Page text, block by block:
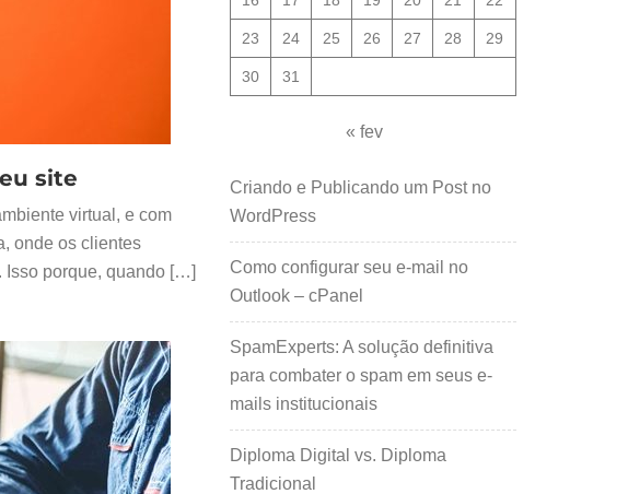
site
virtual, e com
onde os clientes
Isso porque, quando […]
23 24 25 26 27 28 29
30 31
« fev
Criando e Publicando um Post no
WordPress
Como configurar seu e-mail no
Outlook – cPanel
SpamExperts: A solução definitiva
para combater o spam em seus e-
mails institucionais
Diploma Digital vs. Diploma
Tradicional